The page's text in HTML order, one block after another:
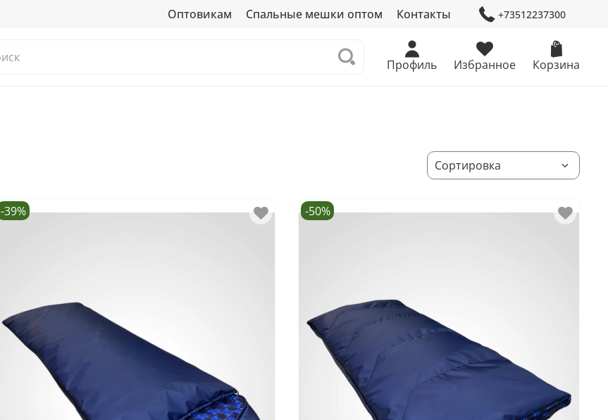
Оптовикам Спальные мешки оптом Контакты +73512237300
Профиль Избранное Корзина
-39% -50%